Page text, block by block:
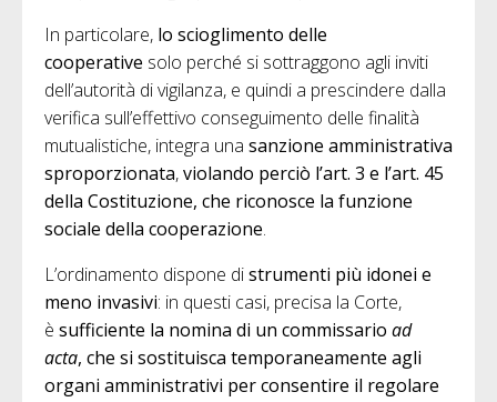
In particolare, lo scioglimento delle
cooperative solo perché si sottraggono agli inviti
dell’autorità di vigilanza, e quindi a prescindere dalla
verifica sull’effettivo conseguimento delle finalità
mutualistiche, integra una sanzione amministrativa
sproporzionata,violando perciò l’art. 3 e l’art. 45
della Costituzione, che riconosce la funzione
sociale della cooperazione.
L’ordinamento dispone distrumenti più idonei e
meno invasivi: in questi casi, precisa la Corte,
è sufficiente la nomina di un commissario ad
acta, che si sostituisca temporaneamente agli
organi amministrativi per consentire il regolare